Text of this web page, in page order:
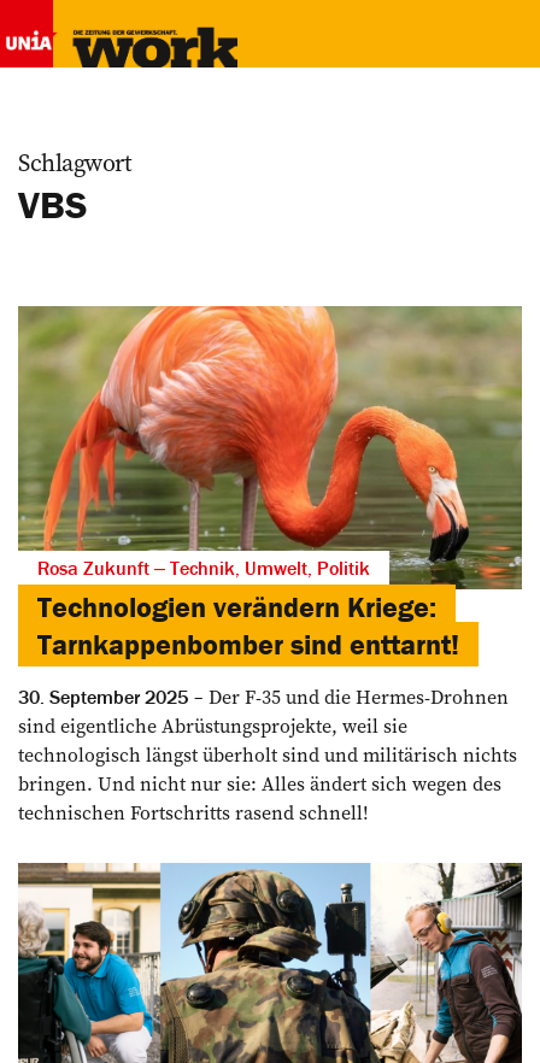
Schlagwort
VBS
Rosa Zukunft ‒ Technik, Umwelt, Politik
Technologien verändern Kriege:
Tarnkappenbomber sind enttarnt!
30. September 2025
Der F-35 und die Hermes-Drohnen
sind eigentliche Abrüstungsprojekte, weil sie
technologisch längst überholt sind und militärisch nichts
bringen. Und nicht nur sie: Alles ändert sich wegen des
technischen Fortschritts rasend schnell!